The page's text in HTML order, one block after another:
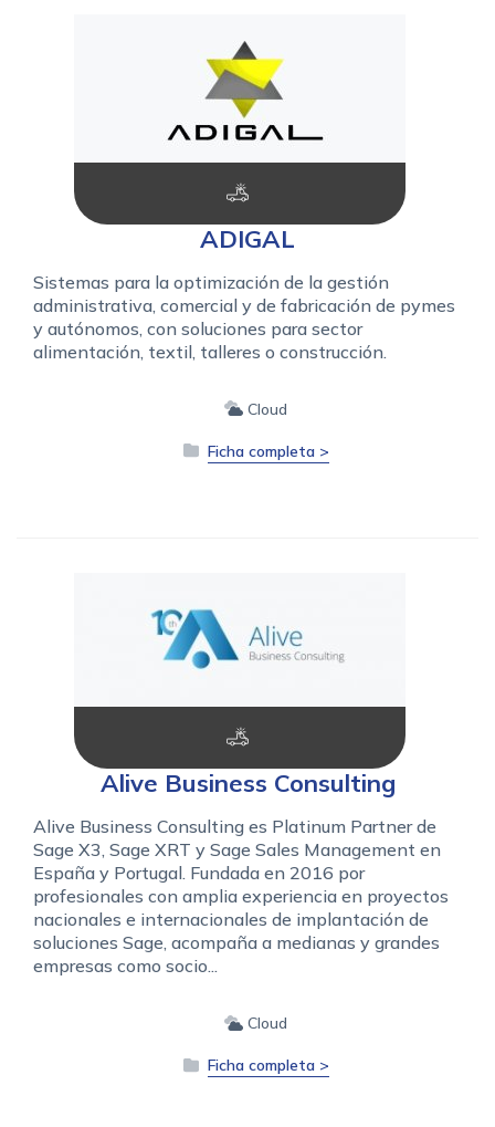
ADIGAL
Sistemas para la optimización de la gestión
administrativa, comercial y de fabricación de pymes
y autónomos, con soluciones para sector
alimentación, textil, talleres o construcción.
Cloud
Ficha completa >
Alive Business Consulting
Alive Business Consulting es Platinum Partner de
Sage X3, Sage XRT y Sage Sales Management en
España y Portugal. Fundada en 2016 por
profesionales con amplia experiencia en proyectos
nacionales e internacionales de implantación de
soluciones Sage, acompaña a medianas y grandes
empresas como socio...
Cloud
Ficha completa >